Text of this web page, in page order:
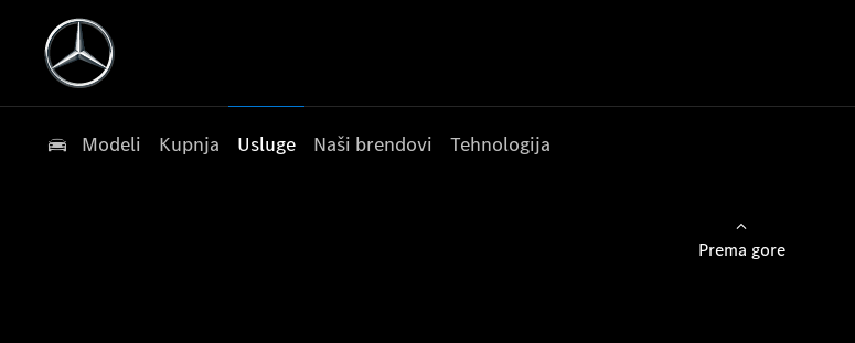
Modeli Kupnja Usluge Naši brendovi Tehnologija
Prema gore